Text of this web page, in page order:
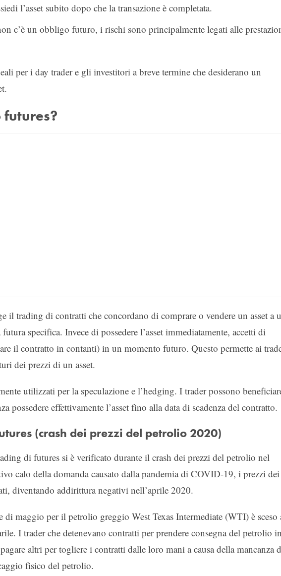
l’asset subito dopo che la transazione è completata.
c’è un obbligo futuro, i rischi sono principalmente legati alle
per i day trader e gli investitori a breve termine che desiderano un
futures?
il trading di contratti che concordano di comprare o vendere un asset a
specifica. Invece di possedere l’asset immediatamente, accetti di
il contratto in contanti) in un momento futuro. Questo permette ai
dei prezzi di un asset.
utilizzati per la speculazione e l’hedging. I trader possono
possedere effettivamente l’asset fino alla data di scadenza del contratto.
(crash dei prezzi del petrolio 2020)
di futures si è verificato durante il crash dei prezzi del petrolio nel
calo della domanda causato dalla pandemia di COVID-19, i prezzi dei
diventando addirittura negativi nell’aprile 2020.
maggio per il petrolio greggio West Texas Intermediate (WTI) è sceso
I trader che detenevano contratti per prendere consegna del petrolio
altri per togliere i contratti dalle loro mani a causa della mancanza
fisico del petrolio.